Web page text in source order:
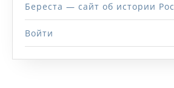
Береста — сайт об истории
Войти